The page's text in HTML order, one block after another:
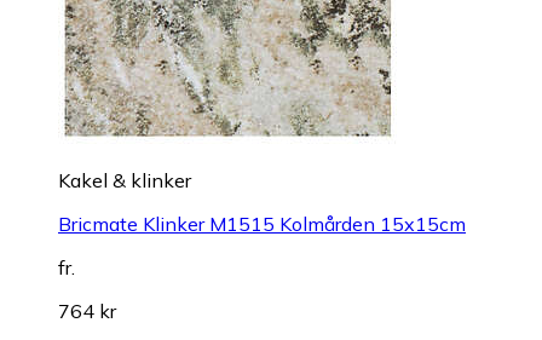
Kakel & klinker
Bricmate Klinker M1515 Kolmården 15x15cm
fr.
764 kr